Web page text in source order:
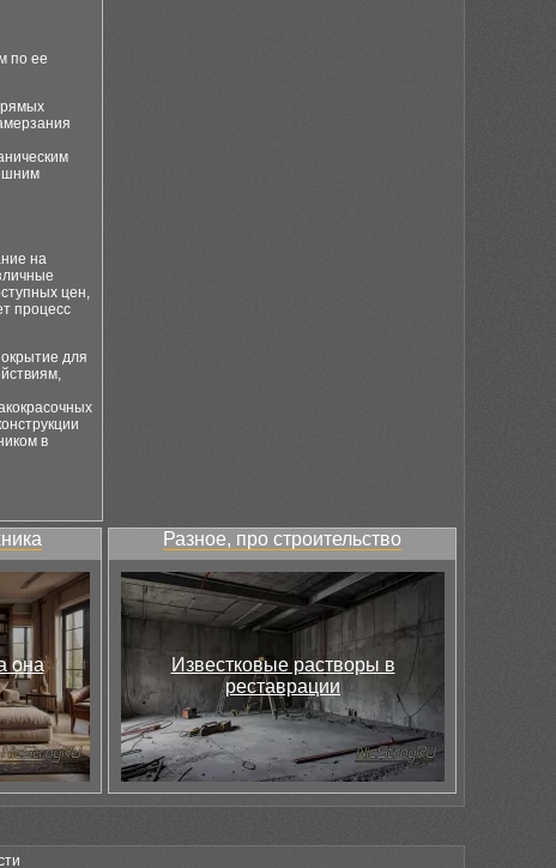
по ее
на
цен,
процесс
для
в
она
Разное, про строительство
Известковые растворы в
реставрации